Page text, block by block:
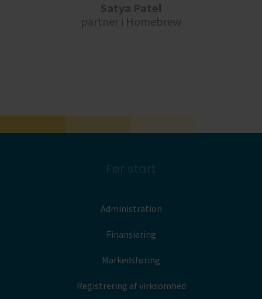
Satya Patel
partner i Homebrew
Før start
Administration
Finansiering
Markedsføring
Registrering af virksomhed